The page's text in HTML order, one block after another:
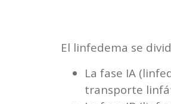
El linfedema se
La fase IA
transporte